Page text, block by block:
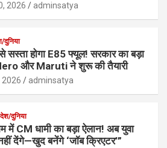
2026 adminsatya
दुनिया
सस्ता होगा E85 फ्यूल! सरकार का बड़ा
और Maruti ने शुरू की तैयारी
2026 adminsatya
देश/दुनिया
में CM धामी का बड़ा ऐलान! अब युवा
देंगे—खुद बनेंगे ‘जॉब क्रिएटर’”